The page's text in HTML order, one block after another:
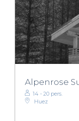
Alpenrose
14 - 20 pers.
Huez